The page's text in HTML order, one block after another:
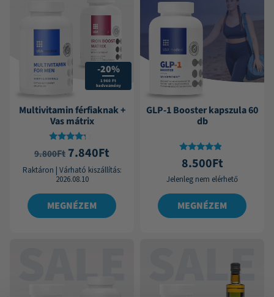
-20%
1 960 Ft
kedvezmény
Multivitamin férfiaknak +
Vas mátrix
Értékelés:
4.00
9.800Ft 7.840Ft
Raktáron | Várható kiszállítás:
2026.08.10
MEGNÉZEM
GLP-1 Booster kapszula 60
db
Értékelés:
4.60
8.500Ft
Jelenleg nem elérhető
MEGNÉZEM